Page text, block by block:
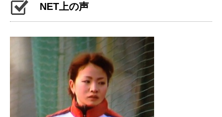
NET上の声